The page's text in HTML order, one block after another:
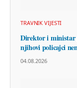
TRAVNIK VIJESTI
Direktor i ministar
njihovi policajci
04.08.2026